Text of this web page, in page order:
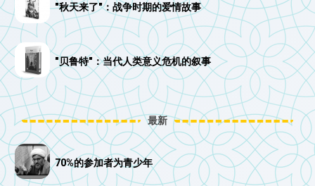
"秋天来了"：战争时期的爱情故事
"贝鲁特"：当代人类意义危机的叙事
最新
70%的参加者为青少年